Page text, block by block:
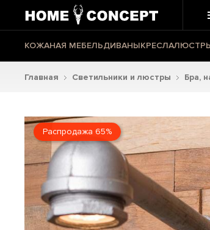
КОЖАНАЯ МЕБЕЛЬДИВАНЫКРЕСЛА
Главная Светильники и люстры Бра,
Распродажа 65%